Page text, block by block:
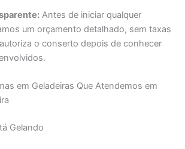
Antes de iniciar qualquer
um orçamento detalhado, sem taxas
o conserto depois de conhecer
em Geladeiras Que Atendemos em
Gelando